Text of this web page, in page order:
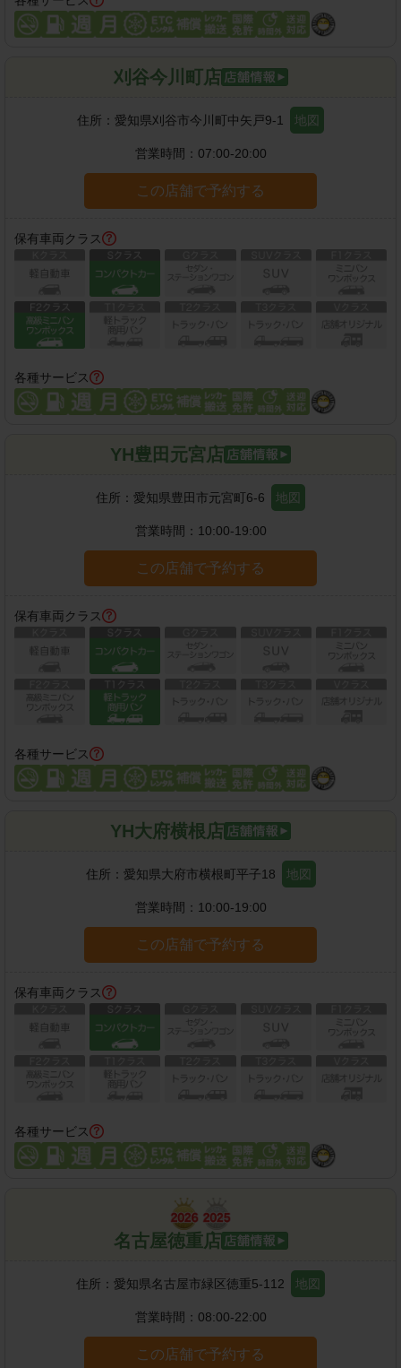
刈谷今川町店
住所： 愛知県刈谷市今川町中矢戸9-1 地図
営業時間： 07:00-20:00
この店舗で予約する
保有車両クラス
各種サービス
YH豊田元宮店
住所： 愛知県豊田市元宮町6-6 地図
営業時間： 10:00-19:00
この店舗で予約する
保有車両クラス
各種サービス
YH大府横根店
住所： 愛知県大府市横根町平子18 地図
営業時間： 10:00-19:00
この店舗で予約する
保有車両クラス
各種サービス
名古屋徳重店
住所： 愛知県名古屋市緑区徳重5-112 地図
営業時間： 08:00-22:00
この店舗で予約する